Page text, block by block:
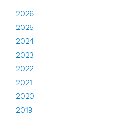
2026
2025
2024
2023
2022
2021
2020
2019